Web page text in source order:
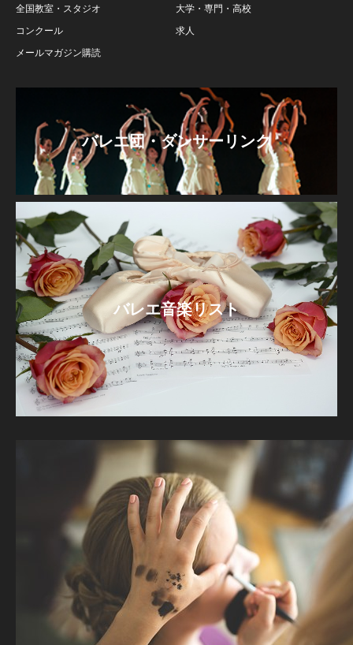
全国教室・スタジオ
コンクール
メールマガジン購読
大学・専門・高校
求人
バレエ団・ダンサーリンク
バレエ音楽リスト